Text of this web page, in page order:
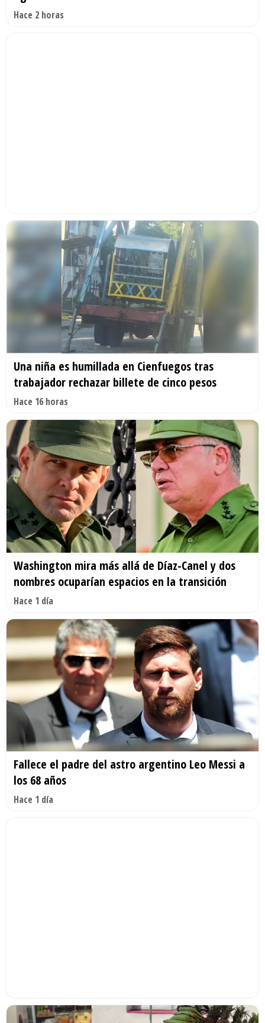
Hace 2 horas
Una niña es humillada en Cienfuegos tras
trabajador rechazar billete de cinco pesos
Hace 16 horas
Washington mira más allá de Díaz-Canel y dos
nombres ocuparían espacios en la transición
Hace 1 día
Fallece el padre del astro argentino Leo Messi a
los 68 años
Hace 1 día